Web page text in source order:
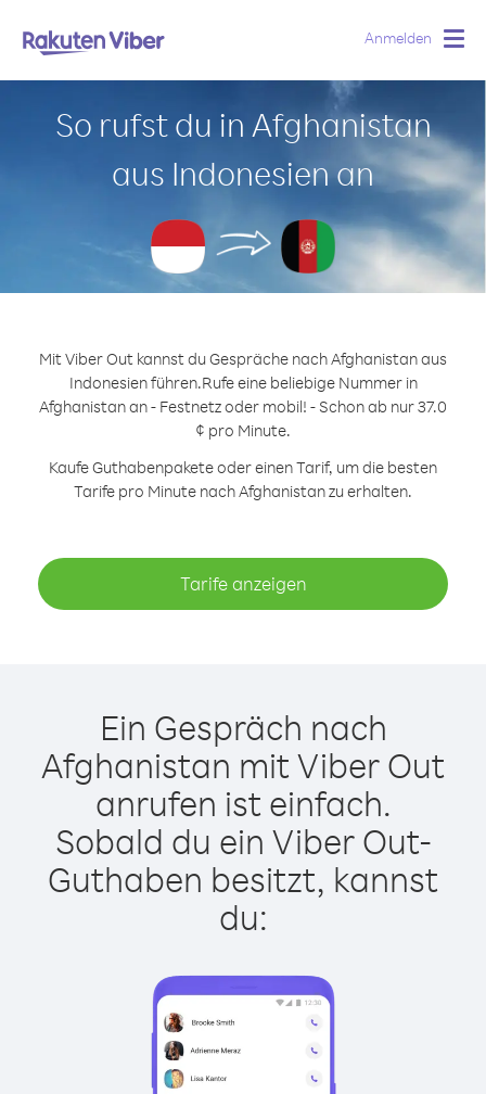
Anmelden
So rufst du in Afghanistan
aus Indonesien an
Mit Viber Out kannst du Gespräche nach Afghanistan aus
Indonesien führen.Rufe eine beliebige Nummer in
Afghanistan an - Festnetz oder mobil! - Schon ab nur 37.0
¢ pro Minute.
Kaufe Guthabenpakete oder einen Tarif, um die besten
Tarife pro Minute nach Afghanistan zu erhalten.
Tarife anzeigen
Ein Gespräch nach
Afghanistan mit Viber Out
anrufen ist einfach.
Sobald du ein Viber Out-
Guthaben besitzt, kannst
du: